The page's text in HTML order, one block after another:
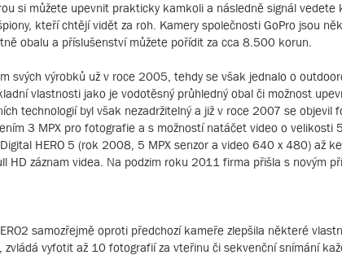
si můžete upevnit prakticky kamkoli a následně signál vedete
kteří chtějí vidět za roh. Kamery společnosti GoPro jsou
obalu a příslušenství můžete pořídit za cca 8.500 korun.
svých výrobků už v roce 2005, tehdy se však jednalo o
vlastnosti jako je vodotěsný průhledný obal či možnost
technologií byl však nezadržitelný a již v roce 2007 se objevil
3 MPX pro fotografie a s možností natáčet video o velikosti
HERO 5 (rok 2008, 5 MPX senzor a video 640 x 480) až
HD záznam videa. Na podzim roku 2011 firma přišla s novým
samozřejmě oproti předchozí kameře zlepšila některé
zvládá vyfotit až 10 fotografií za vteřinu či sekvenční snímání